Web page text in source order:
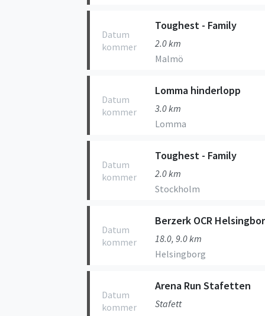
Datum
kommer
Toughest - Family
2.0 km
Malmö
Datum
kommer
Lomma hinderlopp
3.0 km
Lomma
Datum
kommer
Toughest - Family
2.0 km
Stockholm
Datum
kommer
Berzerk OCR
18.0, 9.0 km
Helsingborg
Datum
kommer
Arena Run Stafetten
Stafett